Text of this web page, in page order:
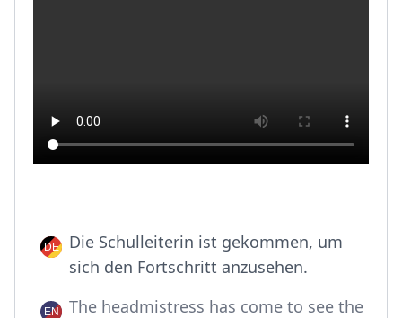
Die Schulleiterin ist gekommen, um
sich den Fortschritt anzusehen.
The headmistress has come to see the